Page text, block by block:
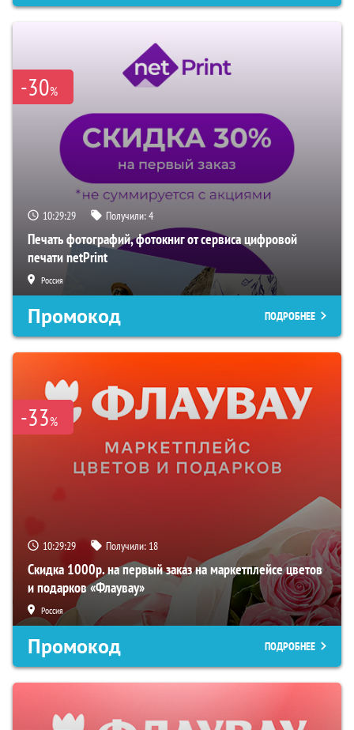
-30%
10:29:28 Получили:4
Печать фотографий, фотокниг от сервиса цифровой
печати netPrint
Россия
Промокод ПОДРОБНЕЕ
-33%
10:29:28 Получили: 18
Скидка 1000р. на первый заказ на маркетплейсе цветов
и подарков «Флаувау»
Россия
Промокод ПОДРОБНЕЕ